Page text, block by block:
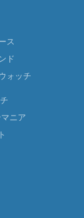
ス
ド
ォッチ
ニア